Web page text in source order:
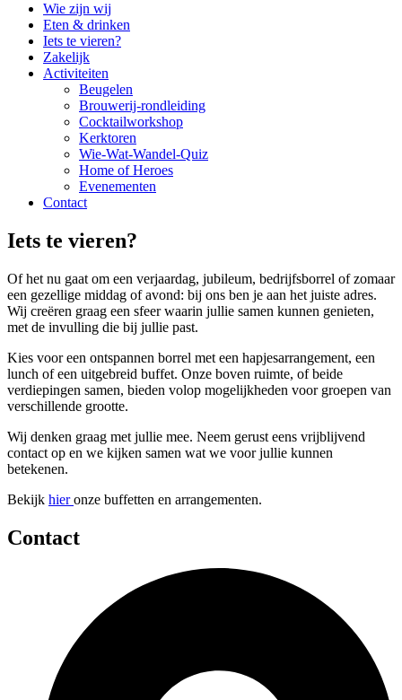
Wie zijn wij
Eten & drinken
Iets te vieren?
Zakelijk
Activiteiten
Beugelen
Brouwerij-rondleiding
Cocktailworkshop
Kerktoren
Wie-Wat-Wandel-Quiz
Home of Heroes
Evenementen
Contact
Iets te vieren?
Of het nu gaat om een verjaardag, jubileum, bedrijfsborrel of zomaar
een gezellige middag of avond: bij ons ben je aan het juiste adres.
Wij creëren graag een sfeer waarin jullie samen kunnen genieten,
met de invulling die bij jullie past.
Kies voor een ontspannen borrel met een hapjesarrangement, een
lunch of een uitgebreid buffet. Onze boven ruimte, of beide
verdiepingen samen, bieden volop mogelijkheden voor groepen van
verschillende grootte.
Wij denken graag met jullie mee. Neem gerust eens vrijblijvend
contact op en we kijken samen wat we voor jullie kunnen
betekenen.
Bekijk hieronze buffetten en arrangementen.
Contact